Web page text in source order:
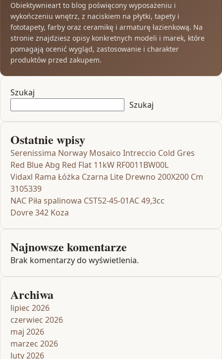
Obiektywnieart to blog poświęcony wyposażeniu i
wykończeniu wnętrz, z naciskiem na płytki, tapety i
fototapety, farby oraz ceramikę i armaturę łazienkową. Na
stronie znajdziesz opisy konkretnych modeli i marek, które
pomagają ocenić wygląd, zastosowanie i charakter
produktów przed zakupem.
Szukaj
Szukaj
Ostatnie wpisy
Serenissima Norway Mosaico Intreccio Cold Gres
Red Blue Abg Red Flat 11kW RF0011BW00L
Vidaxl Rama Łóżka Czarna Lite Drewno 200X200 Cm
3105339
NAC Piła spalinowa CST52-45-01AC 49,3cc
Dovre 342 Koza
Najnowsze komentarze
Brak komentarzy do wyświetlenia.
Archiwa
lipiec 2026
czerwiec 2026
maj 2026
marzec 2026
luty 2026